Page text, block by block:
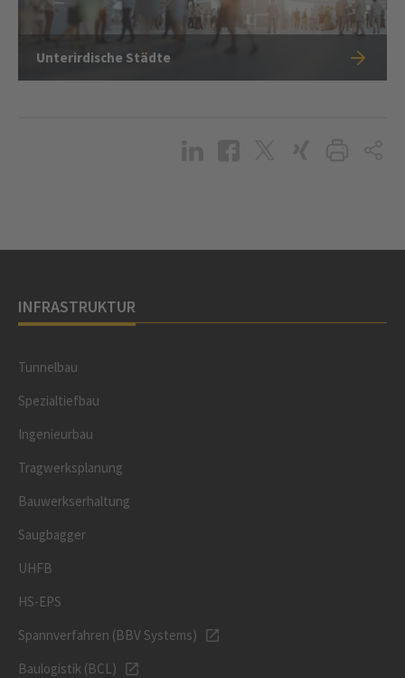
Unterirdische Städte
INFRASTRUKTUR
Tunnelbau
Spezialtiefbau
Ingenieurbau
Tragwerksplanung
Bauwerkserhaltung
Saugbagger
UHFB
HS-EPS
Spannverfahren (BBV Systems)
Baulogistik (BCL)